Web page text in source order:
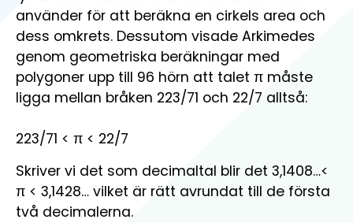
använder för att beräkna en cirkels area och
dess omkrets. Dessutom visade Arkimedes
genom geometriska beräkningar med
polygoner upp till 96 hörn att talet π måste
ligga mellan bråken 223/71 och 22/7 alltså:
223/71 < π < 22/7
Skriver vi det som decimaltal blir det 3,1408…<
π < 3,1428… vilket är rätt avrundat till de första
två decimalerna.